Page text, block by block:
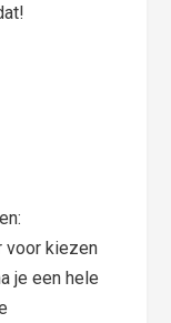
voor kiezen
je een hele